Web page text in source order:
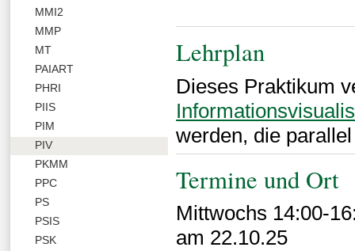
MMI2
MMP
MT
PAIART
PHRI
PIIS
PIM
PIV
PKMM
PPC
PS
PSIS
PSK
Lehrplan
Dieses Praktikum
werden, die
Termine und Ort
Mittwochs 14:00-
am 22.10.25